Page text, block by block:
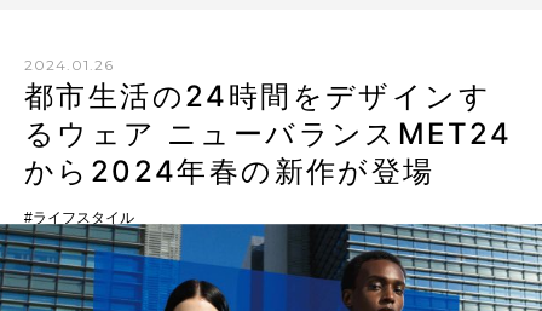
2024.01.26
都市生活の24時間をデザインす
るウェア ニューバランスMET24
から2024年春の新作が登場
ライフスタイル